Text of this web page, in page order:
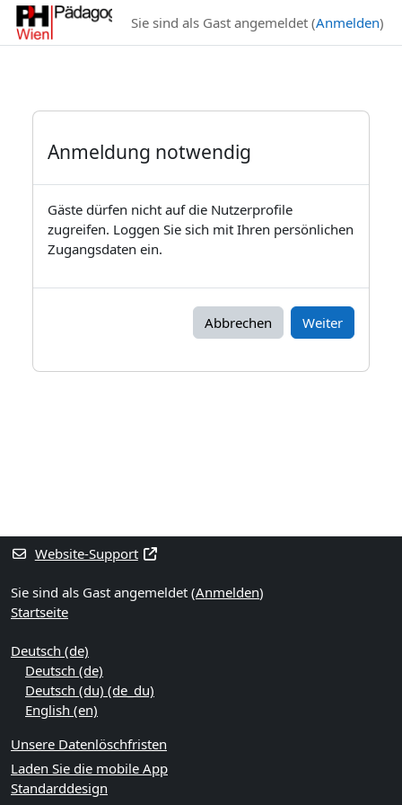
Zum Hauptinhalt
Sie sind als Gast angemeldet (Anmelden)
Anmeldung notwendig
Gäste dürfen nicht auf die Nutzerprofile
zugreifen. Loggen Sie sich mit Ihren persönlichen
Zugangsdaten ein.
Abbrechen Weiter
Website-Support
Sie sind als Gast angemeldet (Anmelden)
Startseite
Deutsch ‎(de)‎
Deutsch ‎(de)‎
Deutsch (du) ‎(de_du)‎
English ‎(en)‎
Unsere Datenlöschfristen
Laden Sie die mobile App
Standarddesign